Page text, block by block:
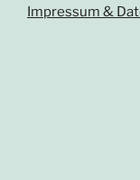
Impressum &